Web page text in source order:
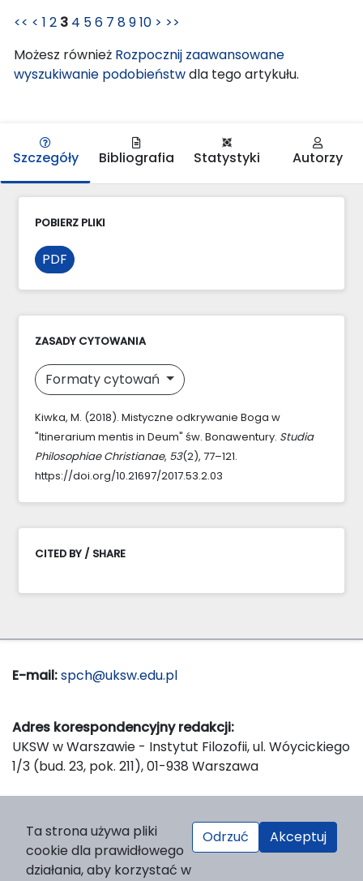
<< < 1 2 3 4 56 7 8910 > >>
Możesz również Rozpocznij zaawansowane
wyszukiwanie podobieństwdla tego artykułu.
Szczegóły Bibliografia Statystyki Autorzy
POBIERZ PLIKI
PDF
ZASADY CYTOWANIA
Formaty cytowań
Kiwka, M. (2018). Mistyczne odkrywanie Boga w
"Itinerarium mentis in Deum" św. Bonawentury. Studia
Philosophiae Christianae, 53(2), 77–121.
https://doi.org/10.21697/2017.53.2.03
CITED BY / SHARE
E-mail:spch@uksw.edu.pl
Adres korespondencyjny redakcji:
UKSW w Warszawie - Instytut Filozofii, ul. Wóycickiego
1/3 (bud. 23, pok. 211), 01-938 Warszawa
Wydawnictwo Naukowe UKSW, ul. Dewajtis 5, domek
nr 2, 01-815 Warszawa
Strona WWW Wydawnictwa
Ta strona używa pliki
cookie dla prawidłowego
działania, aby korzystać w
Odrzuć Akceptuj